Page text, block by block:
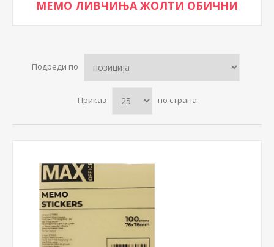
МЕМО ЛИВЧИЊА ЖОЛТИ ОБИЧНИ
Подреди по
Приказ по страна